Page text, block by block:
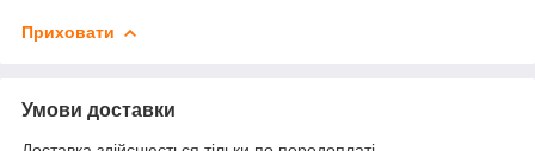
Приховати
Умови доставки